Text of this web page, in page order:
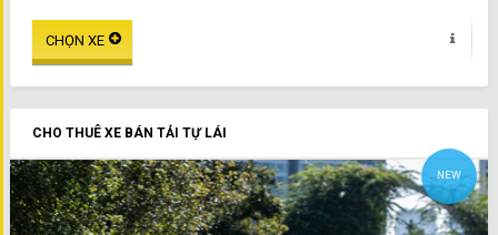
CHO THUÊ XE BÁN TẢI TỰ LÁI
NEW